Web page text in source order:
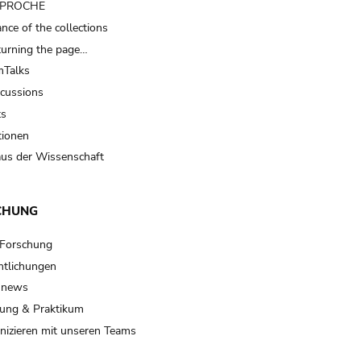
of the collections
the page…
der Wissenschaft
& Praktikum
mit unseren Teams